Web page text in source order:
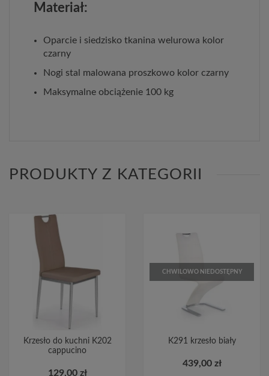
Materiał:
Oparcie i siedzisko tkanina welurowa kolor
czarny
Nogi stal malowana proszkowo kolor czarny
Maksymalne obciążenie 100 kg
PRODUKTY Z KATEGORII
Krzesło do kuchni K202
cappucino
129,00 zł
CHWILOWO NIEDOSTĘPNY
K291 krzesło biały
439,00 zł